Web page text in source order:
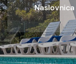
Naslovnica